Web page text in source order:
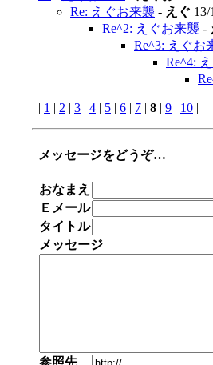
Re: えぐお来襲 - えぐ 13/
Re^2: えぐお来襲 -
Re^3: えぐお
Re^4:
| 1 | 2 | 3 | 4 | 5 | 6 | 7 | 8 | 9 | 10 |
メッセージをどうぞ…
おなまえ
Ｅメール
タイトル
メッセージ
参照先